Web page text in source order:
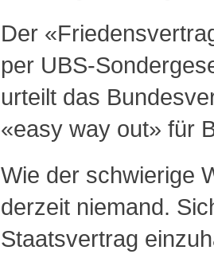
Der
per UBS-
urteilt das
«easy way out» für
Wie der schwierige
derzeit niemand.
Staatsvertrag